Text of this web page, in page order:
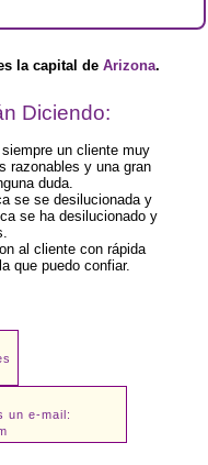
la capital de Arizona.
Diciendo:
un cliente muy
razonables y una gran
duda.
se se desilucionada y
se ha desilucionado y
al cliente con rápida
que puedo confiar.
un e-mail: